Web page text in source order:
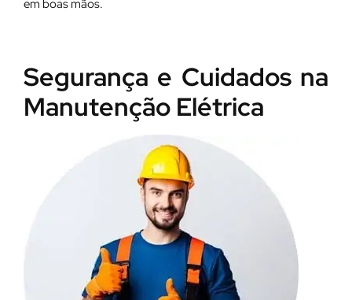
em boas mãos.
Segurança e Cuidados na
Manutenção Elétrica